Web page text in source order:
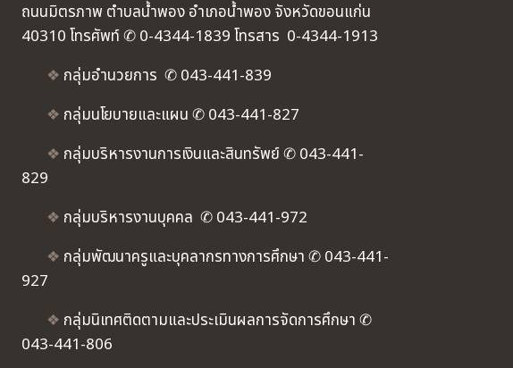
ถนนมิตรภาพ ตำบลน้ำพอง อำเภอน้ำพอง จังหวัดขอนแก่น
40310 โทรศัพท์ ✆ 0-4344-1839 โทรสาร 0-4344-1913
❖ กลุ่มอำนวยการ ✆ 043-441-839
❖ กลุ่มนโยบายและแผน ✆ 043-441-827
❖ กลุ่มบริหารงานการเงินและสินทรัพย์ ✆ 043-441-
829
❖ กลุ่มบริหารงานบุคคล ✆ 043-441-972
❖ กลุ่มพัฒนาครูและบุคลากรทางการศึกษา ✆ 043-441-
927
❖ กลุ่มนิเทศติดตามและประเมินผลการจัดการศึกษา ✆
043-441-806